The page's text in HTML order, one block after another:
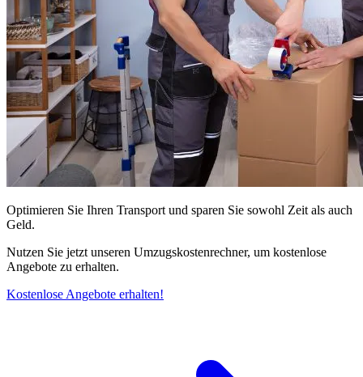
Optimieren Sie Ihren Transport und sparen Sie sowohl Zeit als auch
Geld.
Nutzen Sie jetzt unseren Umzugskostenrechner, um kostenlose
Angebote zu erhalten.
Kostenlose Angebote erhalten!